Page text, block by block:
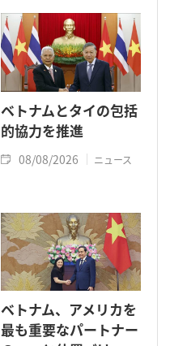
ベトナムとタイの包括
的協力を推進
08/08/2026 ニュース
ベトナム、アメリカを
最も重要なパートナー